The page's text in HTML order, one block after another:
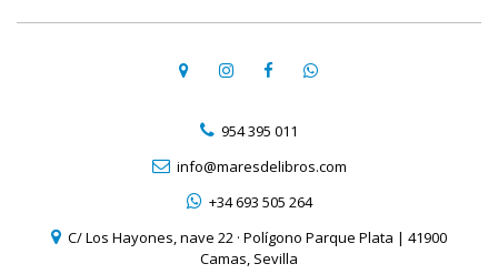
954 395 011
info@maresdelibros.com
+34 693 505 264
C/ Los Hayones, nave 22 · Polígono Parque Plata | 41900
Camas, Sevilla